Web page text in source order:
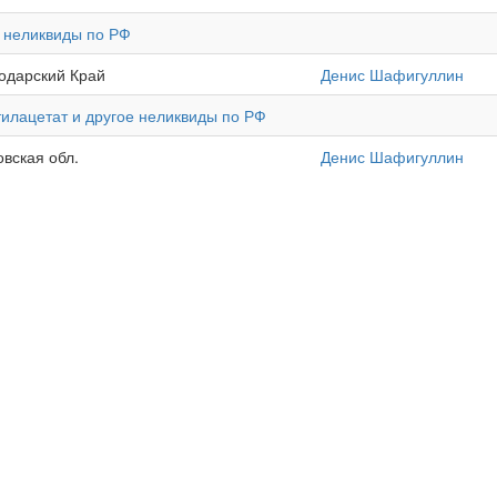
неликвиды по РФ
Край Денис Шафигуллин
и другое неликвиды по РФ
обл. Денис Шафигуллин